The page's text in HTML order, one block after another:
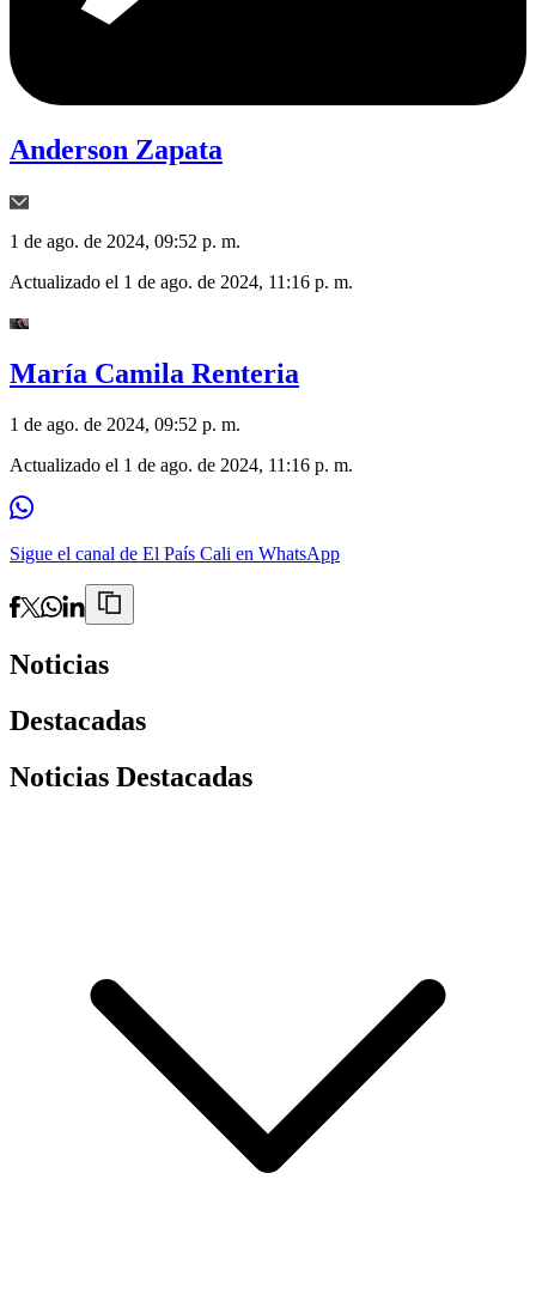
Anderson Zapata
1 de ago. de 2024, 09:52 p. m.
Actualizado el 1 de ago. de 2024, 11:16 p. m.
María Camila Renteria
1 de ago. de 2024, 09:52 p. m.
Actualizado el 1 de ago. de 2024, 11:16 p. m.
Sigue el canal de El País Cali en WhatsApp
Noticias
Destacadas
Noticias Destacadas